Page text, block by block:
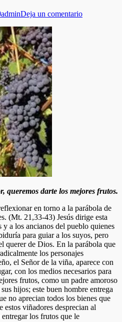
Autor
adminDeja un comentario
queremos darte los mejores frutos.
en torno a la parábola de
(Mt. 21,33-43) Jesús dirige esta
y a los ancianos del pueblo quienes
para guiar a los suyos, pero
querer de Dios. En la parábola que
los personajes
el Señor de la viña, aparece con
con los medios necesarios para
frutos, como un padre amoroso
hijos; este buen hombre entrega
no aprecian todos los bienes que
estos viñadores desprecian al
los frutos que le